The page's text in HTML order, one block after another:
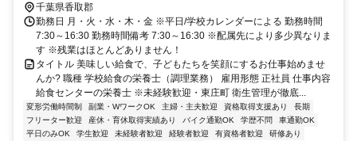
千葉県香取郡
勤務日 月・火・水・木・金 ※平日/学校カレンダーによる 勤務時間
7:30～16:30 勤務時間備考 7:30～16:30 ※配属先により多少異なりま
す ※残業はほとんどありません！
タイトル 美味しい給食で、子どもたちを笑顔にするお仕事始めませ
んか? 職種 学校給食の栄養士（調理業務） 雇用形態 正社員 仕事内容
給食センターの栄養士 ※未経験歓迎・東庄町 衛生管理が徹底...
変形労働時間制 副業・WワークOK 主婦・主夫歓迎 資格取得支援あり
長期
フリーター歓迎
産休・育休取得実績あり バイク通勤OK 学歴不問
車通勤OK
平日のみOK
学生歓迎 未経験者歓迎 経験者歓迎 有資格者歓迎
研修あり